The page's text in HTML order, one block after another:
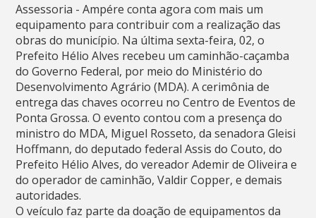
Assessoria - Ampére conta agora com mais um
equipamento para contribuir com a realização das
obras do município. Na última sexta-feira, 02, o
Prefeito Hélio Alves recebeu um caminhão-caçamba
do Governo Federal, por meio do Ministério do
Desenvolvimento Agrário (MDA). A cerimônia de
entrega das chaves ocorreu no Centro de Eventos de
Ponta Grossa. O evento contou com a presença do
ministro do MDA, Miguel Rosseto, da senadora Gleisi
Hoffmann, do deputado federal Assis do Couto, do
Prefeito Hélio Alves, do vereador Ademir de Oliveira e
do operador de caminhão, Valdir Copper, e demais
autoridades.
O veículo faz parte da doação de equipamentos da